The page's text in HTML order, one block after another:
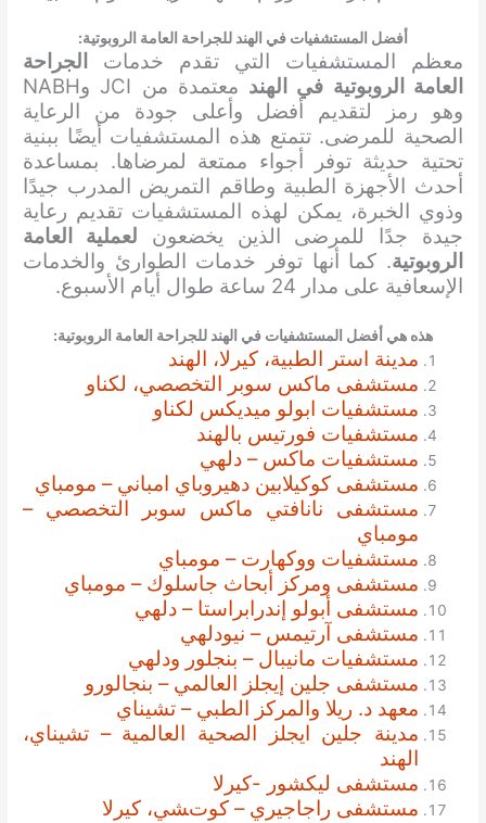
أفضل المستشفيات في الهند للجراحة العامة الروبوتية:
معظم المستشفيات التي تقدم خدمات
الجراحة
العامة الروبوتية في الهند
معتمدة من JCI وNABH
وهو رمز لتقديم أفضل وأعلى جودة من الرعاية
الصحية للمرضى. تتمتع هذه المستشفيات أيضًا ببنية
تحتية حديثة توفر أجواء ممتعة لمرضاها. بمساعدة
أحدث الأجهزة الطبية وطاقم التمريض المدرب جيدًا
وذوي الخبرة، يمكن لهذه المستشفيات تقديم رعاية
جيدة جدًا للمرضى الذين يخضعون لعملية العامة
الروبوتية. كما أنها توفر خدمات الطوارئ والخدمات
الإسعافية على مدار 24 ساعة طوال أيام الأسبوع.
هذه هي أفضل المستشفيات في الهند للجراحة العامة الروبوتية:
مدينة استر الطبية، كيرلا، الهند
مستشفى ماكس سوبر التخصصي، لكناو
مستشفيات ابولو ميديكس لكناو
مستشفيات فورتيس بالهند
مستشفيات ماكس – دلهي
مستشفى كوكيلابين دهيروباي امباني – مومباي
مستشفى نانافتي ماكس سوبر التخصصي –
مومباي
مستشفيات ووكهارت – مومباي
مستشفى ومركز أبحاث جاسلوك – مومباي
مستشفى أبولو إندرابراستا – دلهي
مستشفى آرتيمس – نيودلهي
مستشفيات مانيبال – بنجلور ودلهي
مستشفى جلين إيجلز العالمي – بنجالورو
معهد د. ريلا والمركز الطبي – تشيناي
مدينة جلين ايجلز الصحية العالمية – تشيناي،
الهند
مستشفى ليكشور -كيرلا
مستشفى راجاجيري – كوتشي، كيرلا